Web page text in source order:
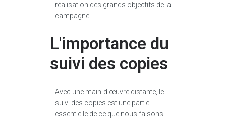
réalisation des grands objectifs de la
campagne.
L'importance du
suivi des copies
Avec une main-d'œuvre distante, le
suivi des copies est une partie
essentielle de ce que nous faisons.